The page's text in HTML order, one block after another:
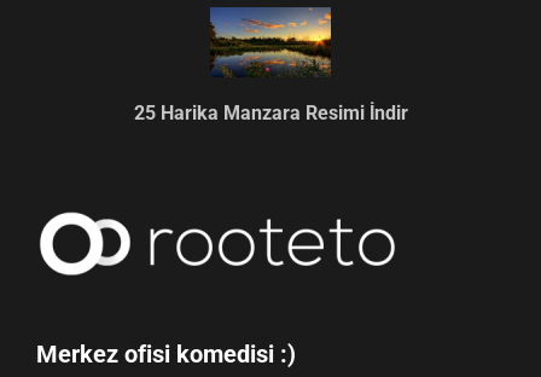
25 Harika Manzara Resimi İndir
Merkez ofisi komedisi :)